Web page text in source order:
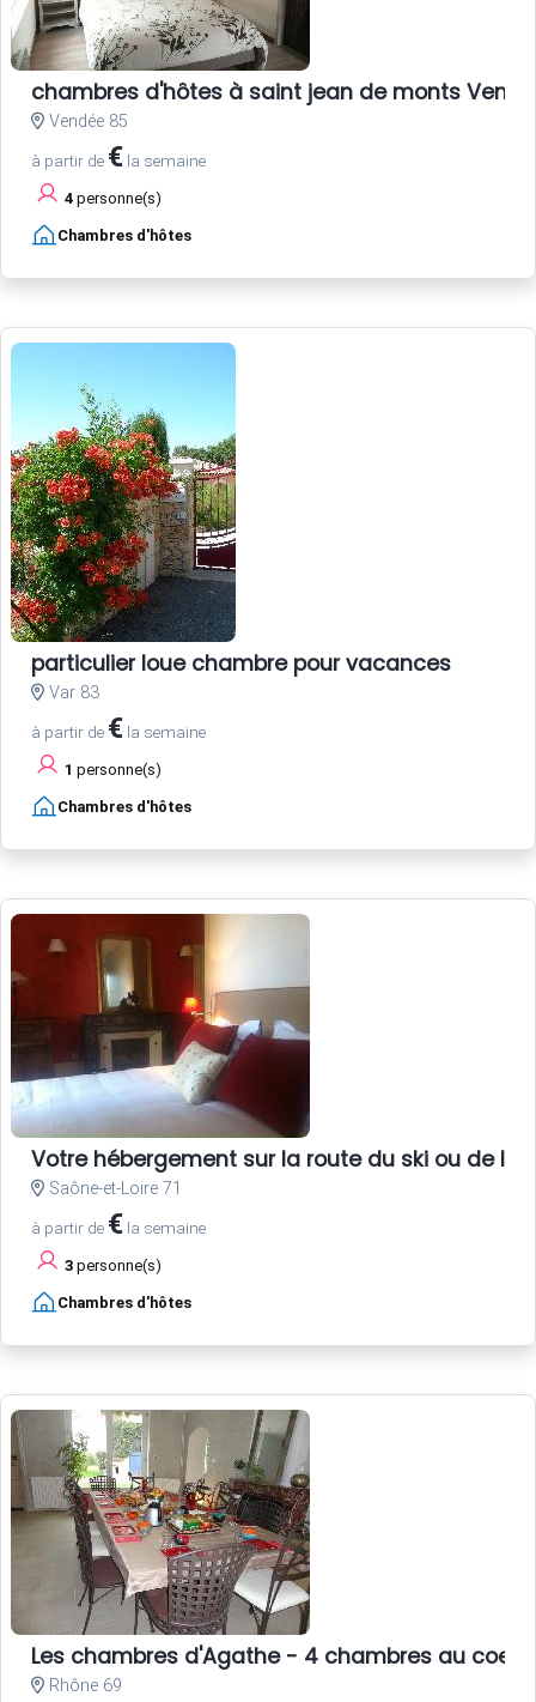
chambres d'hôtes à saint jean de monts
Vendée 85
à partir de € la semaine
4 personne(s)
Chambres d'hôtes
particulier loue chambre pour vacances
Var 83
à partir de € la semaine
1 personne(s)
Chambres d'hôtes
Votre hébergement sur la route du ski ou de la
Saône-et-Loire 71
à partir de € la semaine
3 personne(s)
Chambres d'hôtes
Les chambres d'Agathe - 4 chambres au
Rhône 69